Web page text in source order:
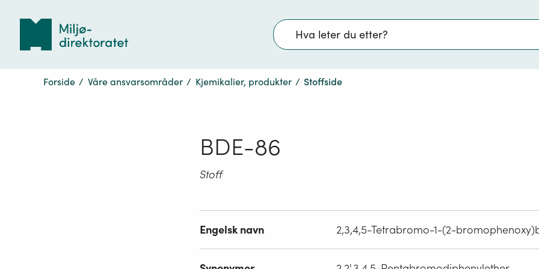
Søk
Forside / Våre ansvarsområder / Kjemikalier, produkter / Stoffside
BDE-86
Stoff
Engelsk navn 2,3,4,5-Tetrabromo-1-(2-